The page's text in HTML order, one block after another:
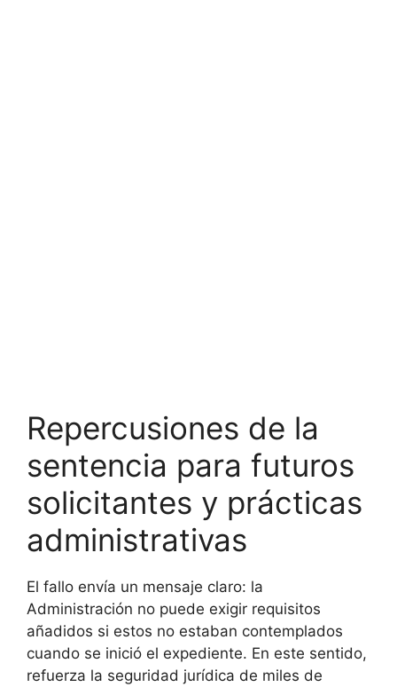
Repercusiones de la
sentencia para futuros
solicitantes y prácticas
administrativas
El fallo envía un mensaje claro: la
Administración no puede exigir requisitos
añadidos si estos no estaban contemplados
cuando se inició el expediente. En este sentido,
refuerza la seguridad jurídica de miles de